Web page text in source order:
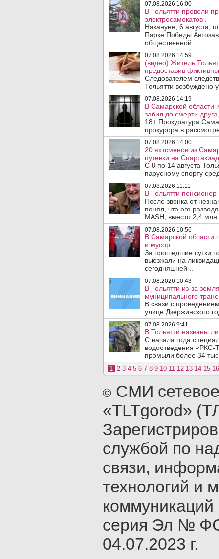
07.08.2026 16:00
В Тольятти провели
электросамокатов .
Накануне, 6 августа,
Парке Победы
общественной ..
07.08.2026 14:59
(видео) Житель
предоставив
Следователем
Тольятти возбуждено
07.08.2026 14:19
В Самарской области
забил до смерти
18+ Прокуратура
прокурора в
07.08.2026 14:00
20 яхтсменов из
путевки на
С 8 по 14 августа
парусному спорту
07.08.2026 11:11
В Тольятти
После звонка от
понял, что его
MASH, вместо 2,4 млн
07.08.2026 10:56
В Самарской области
и мусор .
За прошедшие сутки
выезжали на
сегодняшней ..
07.08.2026 10:43
В Тольятти из-за
муниципального
В связи с
улице Дзержинского
07.08.2026 9:41
В Тольятти названы
С начала года
водоотведения «РКС-
промыли более 34
1 2 3 4 5 6 7 8 9 10 11 12 13 14 15 16
© СМИ
«TLTgorod»
службой по
связи,
технологий и
серия Эл №
04.07.2023 г.